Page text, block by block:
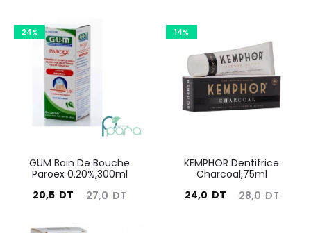
24%
GUM Bain De Bouche
Paroex 0.20%,300ml
27,0DT
Le
20,5 DT
14%
KEMPHOR Dentifrice
Charcoal,75ml
28,0DT
Le
24,0 DT